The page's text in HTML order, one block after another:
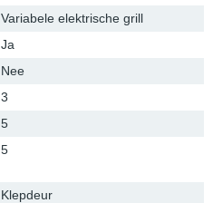
Variabele elektrische grill
Ja
Nee
3
5
5
Klepdeur